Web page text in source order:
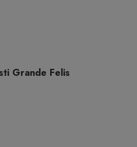
Grande Felis